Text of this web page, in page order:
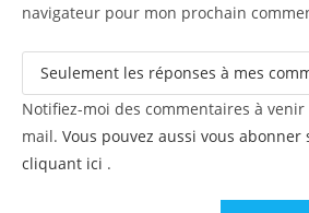
(facultatif)
navigateur pour mon prochain
Notifiez-moi des commentaires à
mail. Vous pouvez aussi vous abonner
cliquant ici .